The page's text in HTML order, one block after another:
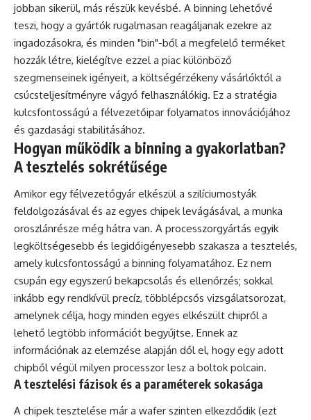
jobban sikerül, más részük kevésbé. A binning lehetővé
teszi, hogy a gyártók rugalmasan reagáljanak ezekre az
ingadozásokra, és minden "bin"-ből a megfelelő terméket
hozzák létre, kielégítve ezzel a piac különböző
szegmenseinek igényeit, a költségérzékeny vásárlóktól a
csúcsteljesítményre vágyó felhasználókig. Ez a stratégia
kulcsfontosságú a félvezetőipar folyamatos innovációjához
és gazdasági stabilitásához.
Hogyan működik a binning a gyakorlatban?
A tesztelés sokrétűsége
Amikor egy félvezetőgyár elkészül a szilíciumostyák
feldolgozásával és az egyes chipek levágásával, a munka
oroszlánrésze még hátra van. A processzorgyártás egyik
legköltségesebb és legidőigényesebb szakasza a tesztelés,
amely kulcsfontosságú a binning folyamatához. Ez nem
csupán egy egyszerű bekapcsolás és ellenőrzés; sokkal
inkább egy rendkívül precíz, többlépcsős vizsgálatsorozat,
amelynek célja, hogy minden egyes elkészült chipről a
lehető legtöbb információt begyűjtse. Ennek az
információnak az elemzése alapján dől el, hogy egy adott
chipből végül milyen processzor lesz a boltok polcain.
A tesztelési fázisok és a paraméterek sokasága
A chipek tesztelése már a wafer szinten elkezdődik (ezt